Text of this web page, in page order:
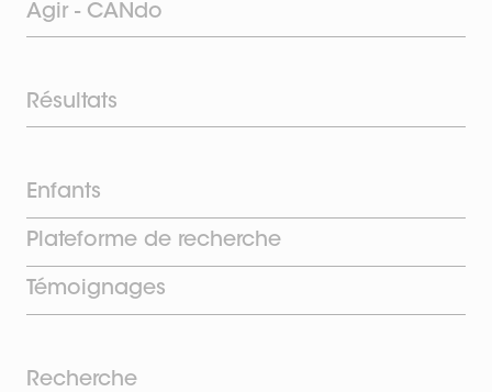
Agir - CANdo
Résultats
Enfants
Plateforme de recherche
Témoignages
Recherche